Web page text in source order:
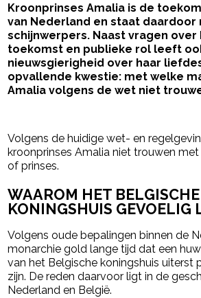
Kroonprinses Amalia is de
van Nederland en staat daardoor
schijnwerpers. Naast vragen over
toekomst en publieke rol leeft
nieuwsgierigheid over haar
opvallende kwestie: met welke
Amalia volgens de wet niet
Volgens de huidige wet- en
kroonprinses Amalia niet trouwen
of prinses.
WAAROM HET BELGISCHE
KONINGSHUIS GEVOELIG
Volgens oude bepalingen binnen de
monarchie gold lange tijd dat een
van het Belgische koningshuis uiterst
zijn. De reden daarvoor ligt in de
Nederland en België.